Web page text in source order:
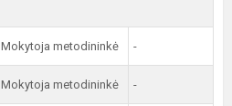
Mokytoja metodininkė -
Mokytoja metodininkė -